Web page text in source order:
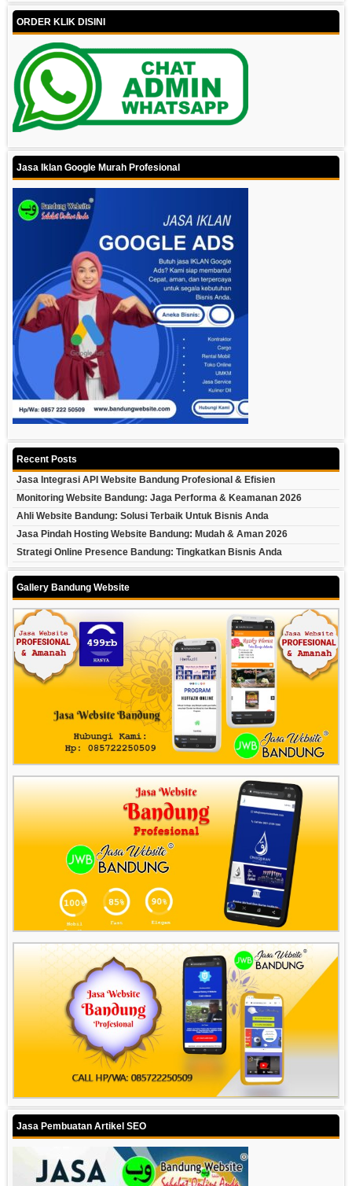
ORDER KLIK DISINI
Jasa Iklan Google Murah Profesional
Recent Posts
Jasa Integrasi API Website Bandung Profesional & Efisien
Monitoring Website Bandung: Jaga Performa & Keamanan 2026
Ahli Website Bandung: Solusi Terbaik Untuk Bisnis Anda
Jasa Pindah Hosting Website Bandung: Mudah & Aman 2026
Strategi Online Presence Bandung: Tingkatkan Bisnis Anda
Gallery Bandung Website
Jasa Pembuatan Artikel SEO